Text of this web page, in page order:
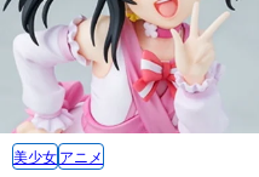
美少女アニメ